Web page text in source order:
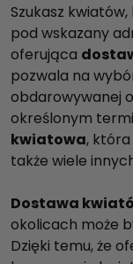
Szukasz
pod wskazany
oferująca
pozwala na
obdarowywanej
określonym
kwiatowa,
także wiele
Dostawa
okolicach może
Dzięki temu, że